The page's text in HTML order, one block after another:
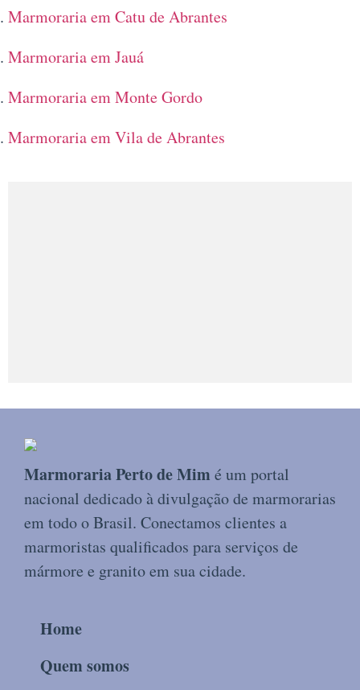
Marmoraria em Catu de Abrantes
Marmoraria em Jauá
Marmoraria em Monte Gordo
Marmoraria em Vila de Abrantes
Marmoraria Perto de Mim é um portal
nacional dedicado à divulgação de marmorarias
em todo o Brasil. Conectamos clientes a
marmoristas qualificados para serviços de
mármore e granito em sua cidade.
Home
Quem somos